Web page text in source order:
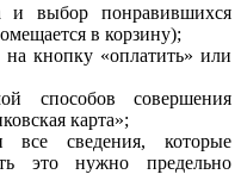
и выбор понравившихся
в корзину);
кнопку «оплатить» или
способов совершения
карта»;
все сведения, которые
это нужно предельно